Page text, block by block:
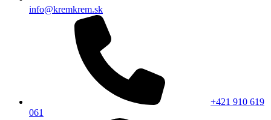
info@kremkrem.sk
+421 910 619
061